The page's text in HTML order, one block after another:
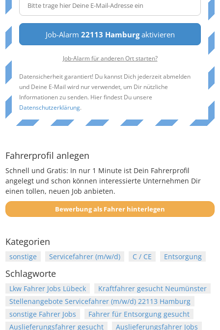
Job-Alarm 22113 Hamburgaktivieren
Job-Alarm für anderen Ort starten?
Datensicherheit garantiert! Du kannst Dich jederzeit abmelden
und Deine E-Mail wird nur verwendet, um Dir nützliche
Informationen zu senden. Hier findest Du unsere
Datenschutzerklärung.
Fahrerprofil anlegen
Schnell und Gratis: In nur 1 Minute ist Dein Fahrerprofil
angelegt und schon können interessierte Unternehmen Dir
einen tollen, neuen Job anbieten.
Bewerbung als Fahrer hinterlegen
Kategorien
sonstige Servicefahrer (m/w/d) C / CE Entsorgung
Schlagworte
Lkw Fahrer Jobs Lübeck
Kraftfahrer gesucht Neumünster
Stellenangebote Servicefahrer (m/w/d) 22113 Hamburg
sonstige Fahrer Jobs
Fahrer für Entsorgung gesucht
Auslieferungsfahrer gesucht
Auslieferungsfahrer Jobs